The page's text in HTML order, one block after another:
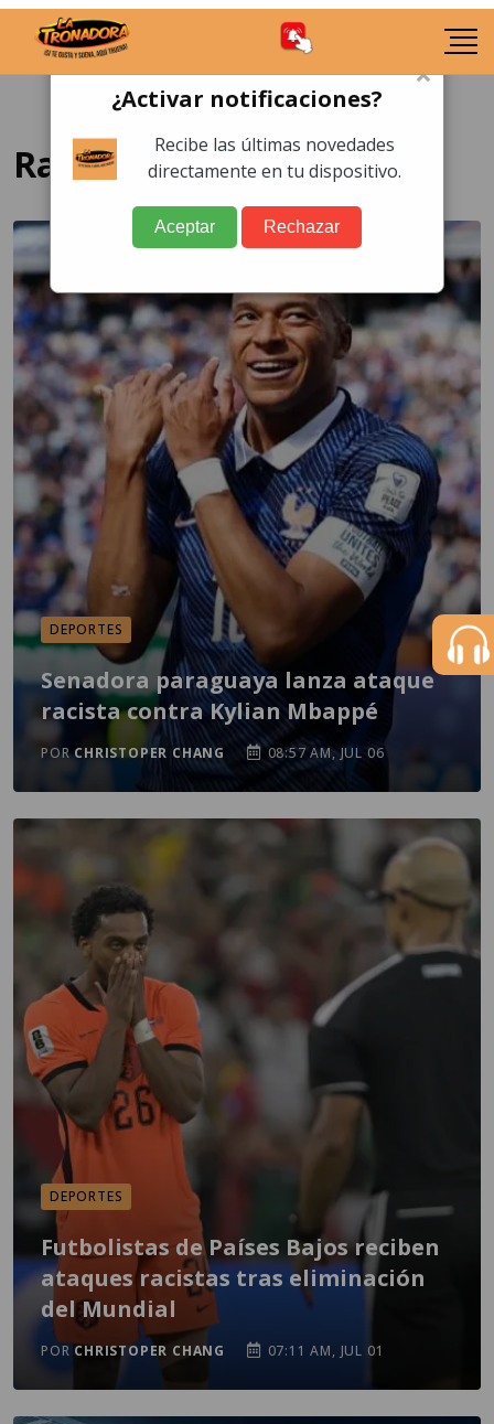
Racismo
DEPORTES
Senadora paraguaya lanza ataque
racista contra Kylian Mbappé
PORCHRISTOPER CHANG 08:57 AM, JUL 06
DEPORTES
Futbolistas de Países Bajos reciben
ataques racistas tras eliminación
del Mundial
POR CHRISTOPER CHANG 07:11 AM, JUL 01
×
¿Activar notificaciones?
Recibe las últimas novedades
directamente en tu dispositivo.
Aceptar Rechazar